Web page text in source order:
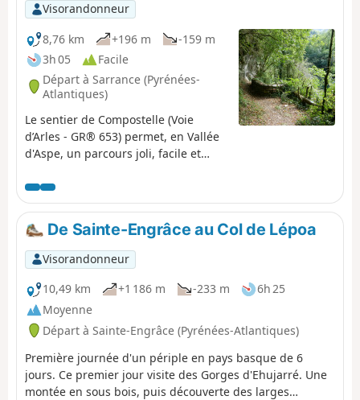
Visorandonneur
8,76 km
+196 m
-159 m
3h 05
Facile
Départ à Sarrance (Pyrénées-
Atlantiques)
Le sentier de Compostelle (Voie
d’Arles - GR® 653) permet, en Vallée
d'Aspe, un parcours joli, facile et
lumineux. Nous ne le proposons pas
ici en boucle car le train (TER ligne
55) permet de revenir aisément à son
point de départ.Itinéraire faisable en
toutes saisons ; éviter cependant les
périodes humides ! Avertissement
(2025) : suite aux inondations
dramatiques en vallée d'Aspe en
septembre 2024, il se peut que
certains passages du chemin soient
dégradés. Se renseigner avant de
partir.
De Sainte-Engrâce au Col de Lépoa
Visorandonneur
10,49 km
+1 186 m -233 m
6h 25
Moyenne
Départ à Sainte-Engrâce (Pyrénées-Atlantiques)
Première journée d'un périple en pays basque de 6
jours. Ce premier jour visite des Gorges d'Ehujarré. Une
montée en sous bois, puis découverte des larges